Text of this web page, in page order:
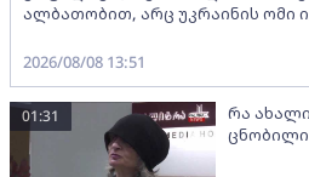
ალბათობით, არც უკრაინის ომი
2026/08/08 13:51
რა
ცნობილი
01:31